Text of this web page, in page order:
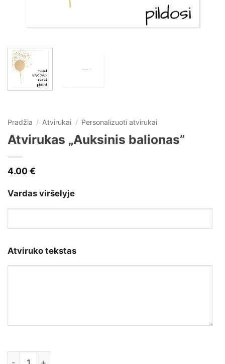
Pradžia / Atvirukai / Personalizuoti atvirukai
Atvirukas „Auksinis balionas”
4.00€
Vardas viršelyje
Atviruko tekstas
produkto kiekis: Atvirukas "Auksinis balionas"